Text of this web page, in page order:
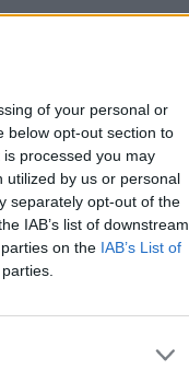
of your personal or
below opt-out section to
processed you may
utilized by us or personal
separately opt-out of the
IAB’s list of downstream
on the IAB’s List of